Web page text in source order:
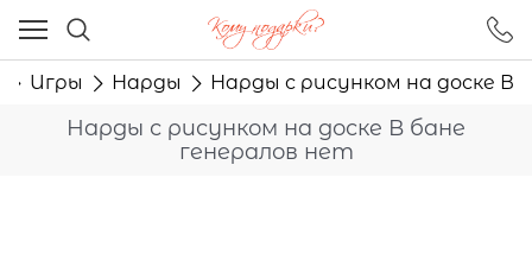
Игры Нарды Нарды с рисунком на доске В
Нарды с рисунком на доске В бане
генералов нет
Ваш город - Москва,
угадали?
ДА НЕТ